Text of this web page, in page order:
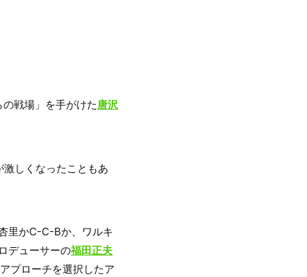
戦場」を手がけた唐沢
しくなったこともあ
里かC-C-Bか、ワルキ
デューサーの福田正夫
プローチを選択したア